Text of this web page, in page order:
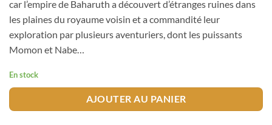
car l’empire de Baharuth a découvert d’étranges ruines dans
les plaines du royaume voisin et a commandité leur
exploration par plusieurs aventuriers, dont les puissants
Momon et Nabe…
En stock
AJOUTER AU PANIER